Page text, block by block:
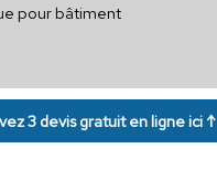
pour bâtiment
3 devis gratuit en ligne ici ↑